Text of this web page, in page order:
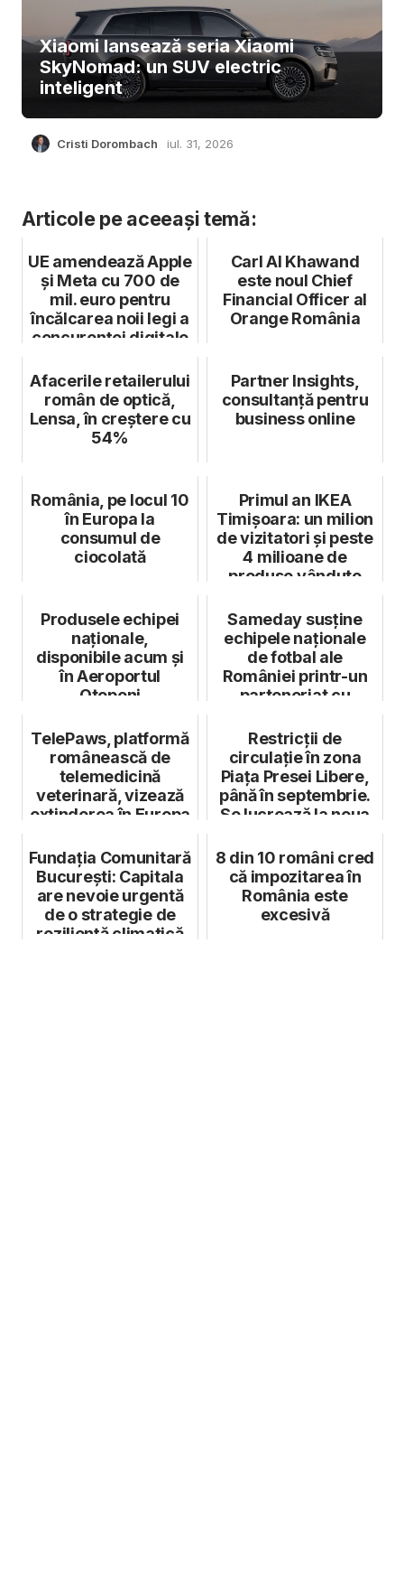
Xiaomi lansează seria Xiaomi
SkyNomad: un SUV electric
inteligent
Cristi Dorombach iul. 31, 2026
Articole pe aceeași temă:
UE amendează Apple
și Meta cu 700 de
mil. euro pentru
încălcarea noii legi a
concurenței digitale
Carl Al Khawand
este noul Chief
Financial Officer al
Orange România
Afacerile retailerului
român de optică,
Lensa, în creștere cu
54%
Partner Insights,
consultanță pentru
business online
România, pe locul 10
în Europa la
consumul de
ciocolată
Primul an IKEA
Timișoara: un milion
de vizitatori și peste
4 milioane de
produse vândute
Produsele echipei
naționale,
disponibile acum și
în Aeroportul
Otopeni
Sameday susţine
echipele naționale
de fotbal ale
României printr-un
parteneriat cu
TelePaws, platformă
românească de
telemedicină
veterinară, vizează
extinderea în Europa
Restricții de
circulație în zona
Piața Presei Libere,
până în septembrie.
Se lucrează la noua
Fundația Comunitară
București: Capitala
are nevoie urgentă
de o strategie de
reziliență climatică
8 din 10 români cred
că impozitarea în
România este
excesivă